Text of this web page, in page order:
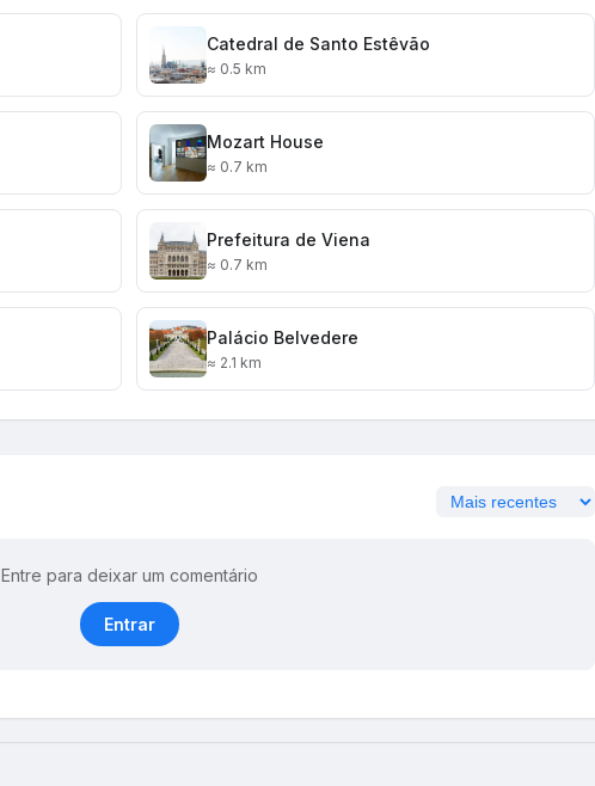
Catedral de Santo Estêvão
≈ 0.5 km
Mozart House
≈ 0.7 km
Prefeitura de Viena
≈ 0.7 km
Palácio Belvedere
≈ 2.1 km
Entre para deixar um comentário
Entrar